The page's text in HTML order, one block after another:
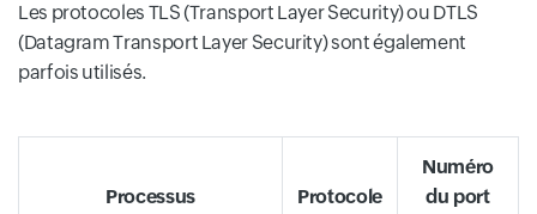
Les protocoles TLS (Transport Layer Security) ou DTLS
(Datagram Transport Layer Security) sont également
parfois utilisés.
Processus Protocole
Numéro
du port